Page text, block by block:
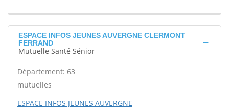
ESPACE INFOS JEUNES AUVERGNE CLERMONT
FERRAND
Mutuelle Santé Sénior
Département: 63
mutuelles
ESPACE INFOS JEUNES AUVERGNE